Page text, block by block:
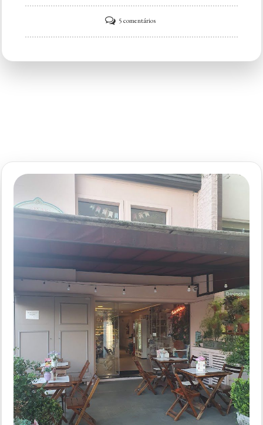
5 comentáriosem
Carlo’s